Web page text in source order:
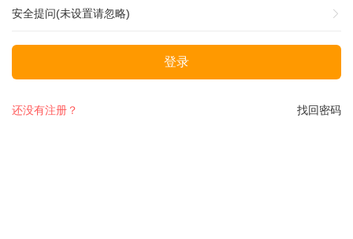
安全提问(未设置请忽略)
登录
找回密码
还没有注册？